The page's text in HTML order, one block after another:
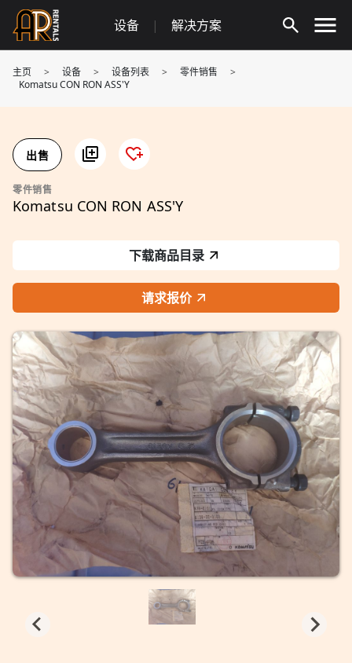
Skip
content
设备 | 解决方案
主页 > 设备 > 设备列表 > 零件销售
>
Komatsu CON RON ASS'Y
出售
零件销售
Komatsu CON RON ASS'Y
下载商品目录
请求报价